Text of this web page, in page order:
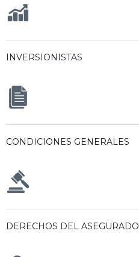
INVERSIONISTAS
CONDICIONES GENERALES
DERECHOS DEL ASEGURADO